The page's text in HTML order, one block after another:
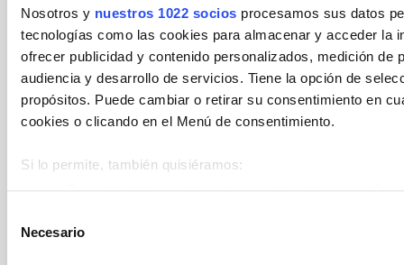
Nosotros y nuestros 1022 socios procesamos sus datos
tecnologías como las cookies para almacenar y acceder la
ofrecer publicidad y contenido personalizados, medición de
audiencia y desarrollo de servicios. Tiene la opción de
propósitos. Puede cambiar o retirar su consentimiento en
cookies o clicando en el Menú de consentimiento.
Si lo permite, también quisiéramos:
Identificar su dispositivo analizándolo activamente
Necesario
Alicante.
BASES LEGALES